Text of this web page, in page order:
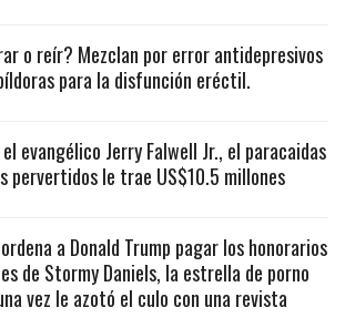
o reír? Mezclan por error antidepresivos
para la disfunción eréctil.
evangélico Jerry Falwell Jr., el paracaidas
pervertidos le trae US$10.5 millones
a Donald Trump pagar los honorarios
de Stormy Daniels, la estrella de porno
vez le azotó el culo con una revista